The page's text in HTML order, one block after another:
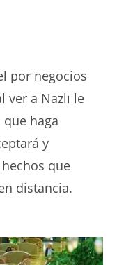
por negocios
ver a Nazlı le
haga
y
que
distancia.